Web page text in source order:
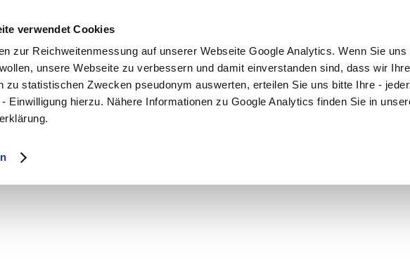
verwendet Cookies
zur Reichweitenmessung auf unserer Webseite Google Analytics. Wenn Sie uns
unsere Webseite zu verbessern und damit einverstanden sind, dass wir
zu statistischen Zwecken pseudonym auswerten, erteilen Sie uns bitte Ihre -
Einwilligung hierzu. Nähere Informationen zu Google Analytics finden Sie in